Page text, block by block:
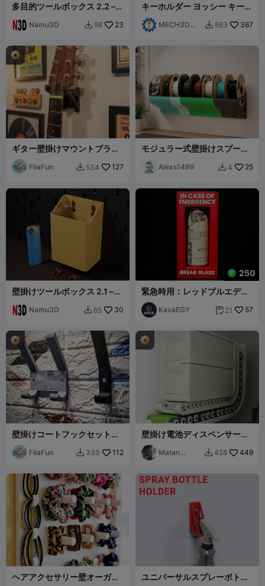
多目的ツールボックス 2.2 –
ー
Namu3D  98 23
キーホルダー ヨッシー キーチ
ェーン 壁掛け スーパーマリオ
MECH3D
 863 367
ギター壁掛けマウントブラケ
ット
FilaFun  534 127
モジュラー式壁掛けスプール
Alexs1499  4 25
壁掛けツールボックス 2.1 –
Namu3D  65 30
250
緊急時用：レッドブルエディ
ション
KavaEGY  21 57
壁掛けコートフックセット
（シングル、ダブル、トリプ
ル） FilaFun  333 112
壁掛け電池ディスペンサー
AA + AAA + 引き出し
Matan
 458 449
ヘアアクセサリー壁オーガナ
ユニバーサルスプレーボトル